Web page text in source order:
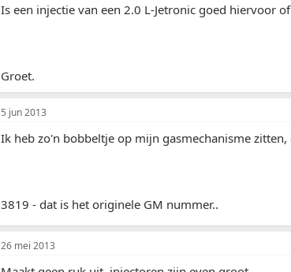
Is een injectie van een 2.0 L-Jetronic goed hiervoor
Groet.
5 jun 2013
Ik heb zo'n bobbeltje op mijn gasmechanisme
3819 - dat is het originele GM nummer..
26 mei 2013